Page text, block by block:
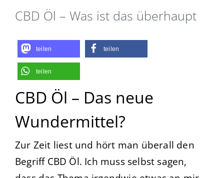
CBD Öl – Was ist das überhaupt
teilen teilen
teilen
CBD Öl – Das neue
Wundermittel?
Zur Zeit liest und hört man überall den
Begriff CBD Öl. Ich muss selbst sagen,